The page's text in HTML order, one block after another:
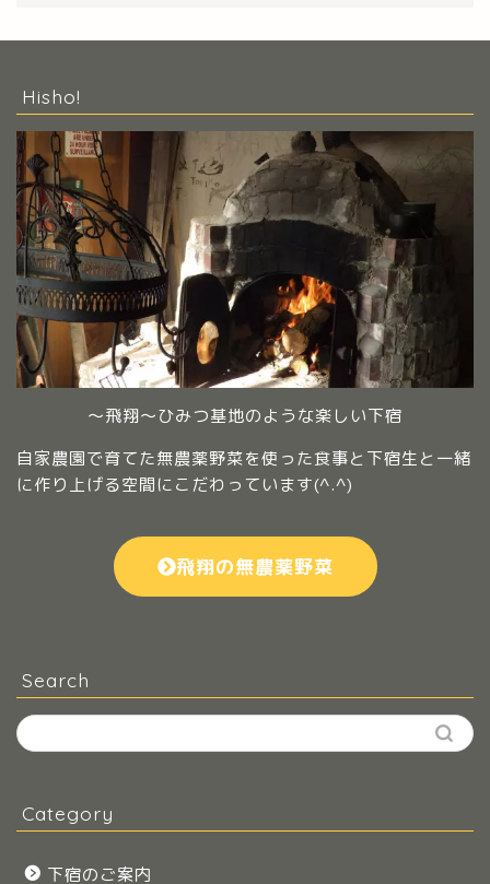
Hisho!
～飛翔～ひみつ基地のような楽しい下宿
自家農園で育てた無農薬野菜を使った食事と下宿生と一緒
に作り上げる空間にこだわっています(^.^)
飛翔の無農薬野菜
Search
Category
下宿のご案内